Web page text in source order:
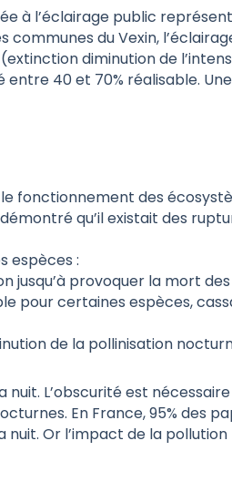
à l’éclairage public
du Vexin,
diminution de
40 et 70% réalisable.
fonctionnement des
qu’il existait des
espèces :
provoquer la mort
pour certaines espèces,
de la pollinisation
L’obscurité est
En France, 95% des
Or l’impact de la